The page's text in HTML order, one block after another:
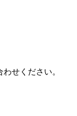
せください。